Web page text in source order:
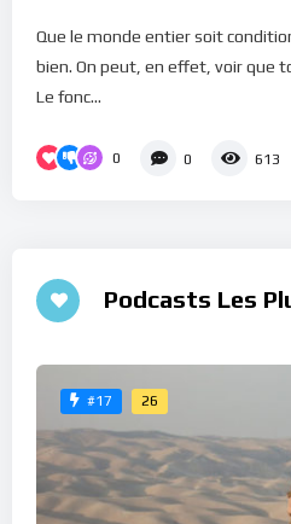
Que le monde entier soit
bien. On peut, en effet, voir que
Le fonc...
0 0 613
Podcasts Les
#17 26